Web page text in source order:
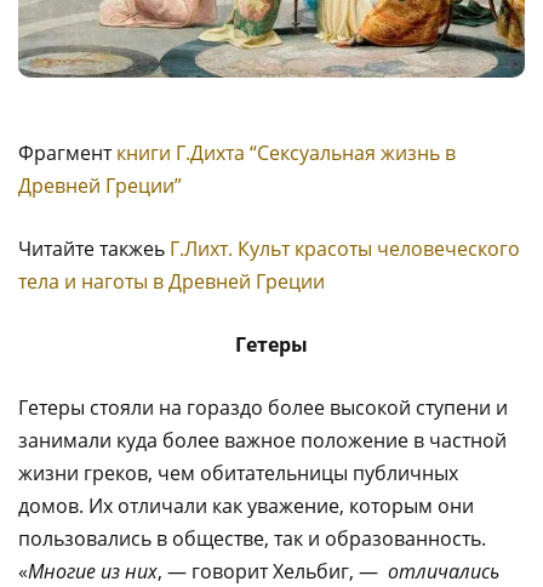
Фрагменткниги Г.Дихта “Сексуальная жизнь в
Древней Греции”
Читайте такжеь Г.Лихт. Культ красоты человеческого
тела и наготы в Древней Греции
Гетеры
Гетеры стояли на гораздо более высокой ступени и
занимали куда более важное положение в частной
жизни греков, чем обитательницы публичных
домов. Их отличали как уважение, которым они
пользовались в обществе, так и образованность.
«Многие из них, — говорит Хельбиг, — отличались